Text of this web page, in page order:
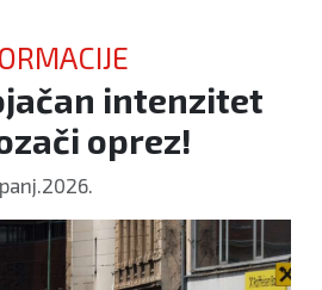
intenzitet
oprez!